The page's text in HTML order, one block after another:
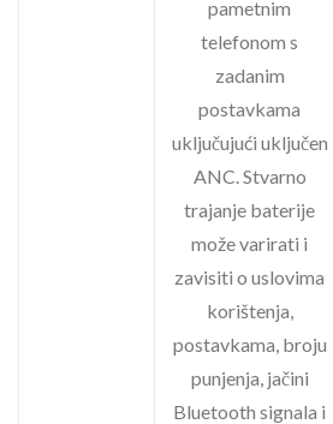
pametnim
telefonom s
zadanim
postavkama
uključujući uključen
ANC. Stvarno
trajanje baterije
može varirati i
zavisiti o uslovima
korištenja,
postavkama, broju
punjenja, jačini
Bluetooth signala i